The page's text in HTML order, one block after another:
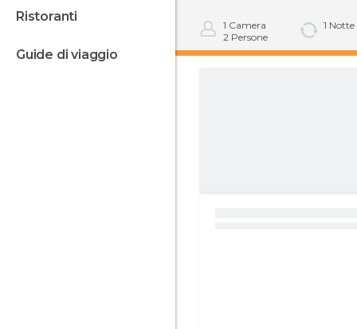
ristoranti
guide di viaggio
1 Camera
2 Persone
1 Notte